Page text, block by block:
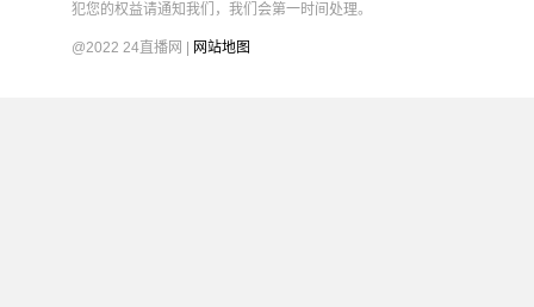
犯您的权益请通知我们，我们会第一时间处理。
@2022 24直播网 | 网站地图